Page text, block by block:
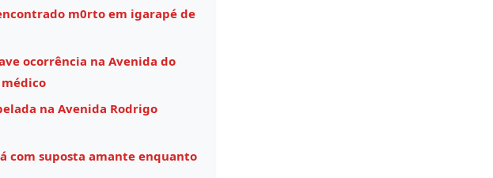
m0rto em igarapé de
ocorrência na Avenida do
na Avenida Rodrigo
com suposta amante enquanto